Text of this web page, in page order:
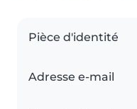
Pièce d'identité
Adresse e-mail